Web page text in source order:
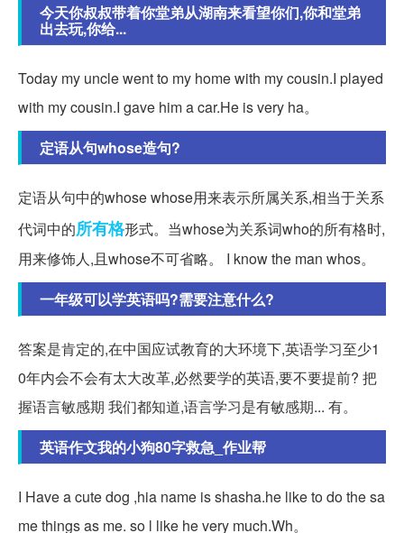
今天你叔叔带着你堂弟从湖南来看望你们,你和堂弟
出去玩,你给...
Today my uncle went to my home with my cousin.I played
with my cousin.I gave him a car.He is very ha。
定语从句whose造句?
定语从句中的whose whose用来表示所属关系,相当于关系
代词中的所有格形式。当whose为关系词who的所有格时,
用来修饰人,且whose不可省略。 I know the man whos。
一年级可以学英语吗?需要注意什么?
答案是肯定的,在中国应试教育的大环境下,英语学习至少1
0年内会不会有太大改革,必然要学的英语,要不要提前? 把
握语言敏感期 我们都知道,语言学习是有敏感期... 有。
英语作文我的小狗80字救急_作业帮
I Have a cute dog ,hia name is shasha.he like to do the sa
me things as me. so l like he very much.Wh。